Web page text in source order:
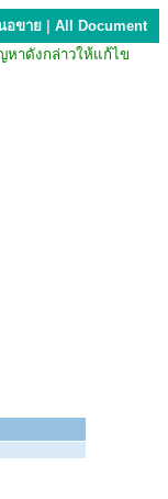
อขาย
All Document
หาดังกล่าวให้แก้ไข